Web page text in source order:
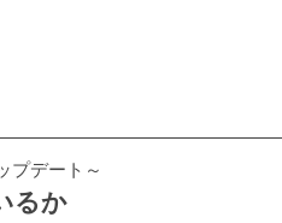
プデート～
るか